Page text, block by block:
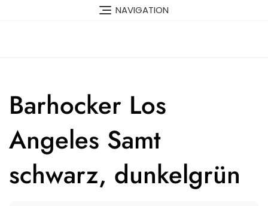
NAVIGATION
Barhocker Los
Angeles Samt
schwarz, dunkelgrün